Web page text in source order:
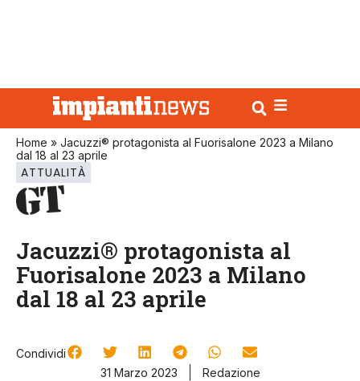
Home » Jacuzzi® protagonista al Fuorisalone 2023 a Milano
dal 18 al 23 aprile
ATTUALITÀ
Jacuzzi® protagonista al
Fuorisalone 2023 a Milano
dal 18 al 23 aprile
Condividi
31 Marzo 2023
Redazione